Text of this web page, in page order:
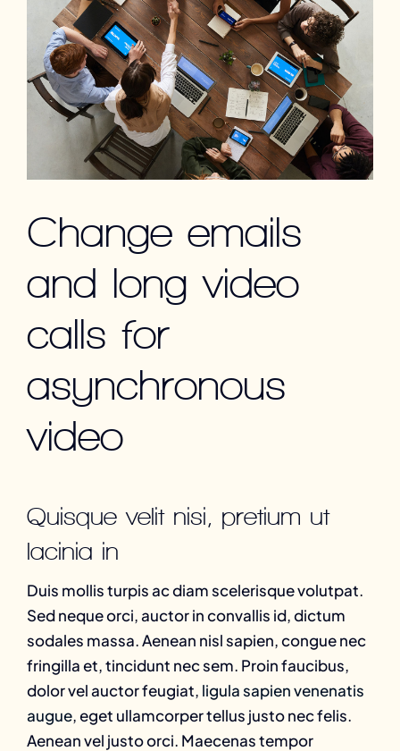
Change emails
and long video
calls for
asynchronous
video
Quisque velit nisi, pretium ut
lacinia in
Duis mollis turpis ac diam scelerisque volutpat.
Sed neque orci, auctor in convallis id, dictum
sodales massa. Aenean nisl sapien, congue nec
fringilla et, tincidunt nec sem. Proin faucibus,
dolor vel auctor feugiat, ligula sapien venenatis
augue, eget ullamcorper tellus justo nec felis.
Aenean vel justo orci. Maecenas tempor